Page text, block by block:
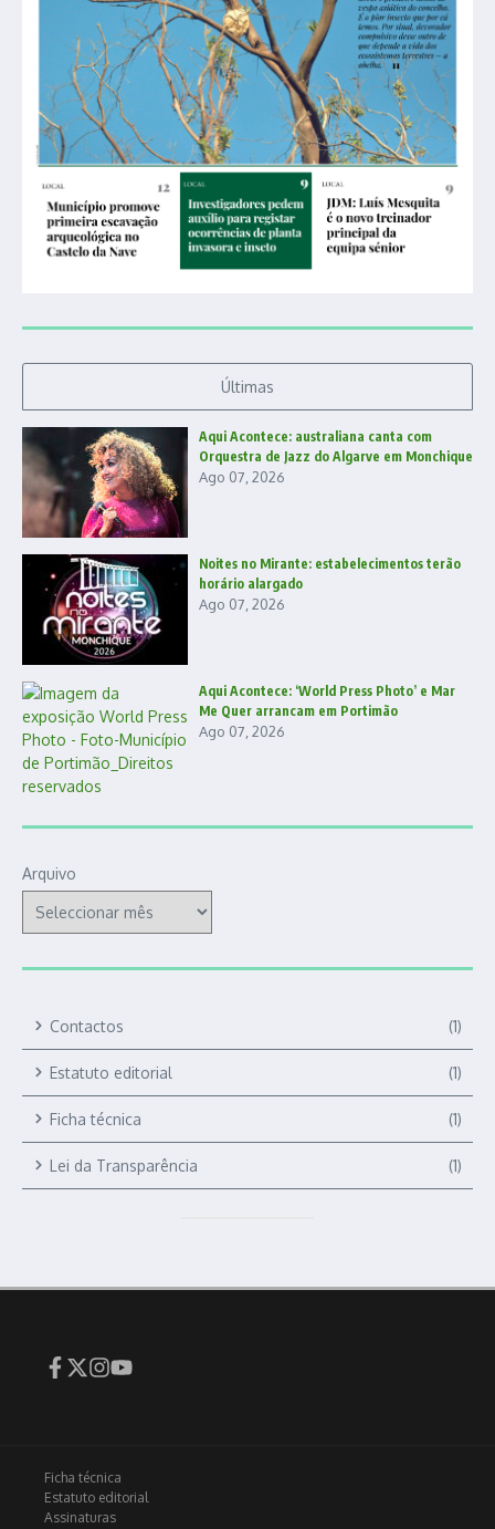
Últimas
Aqui Acontece: australiana canta com
Orquestra de Jazz do Algarve em Monchique
Ago 07, 2026
Noites no Mirante: estabelecimentos terão
horário alargado
Ago 07, 2026
Aqui Acontece: ‘World Press Photo’ e Mar
Me Quer arrancam em Portimão
Ago 07, 2026
Arquivo
Contactos (1)
Estatuto editorial (1)
Ficha técnica (1)
Lei da Transparência (1)
Ficha técnica
Estatuto editorial
Assinaturas